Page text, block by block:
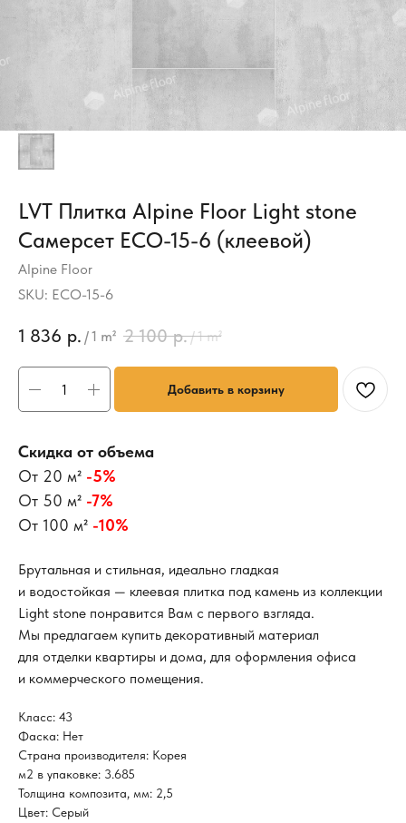
LVT Плитка Alpine Floor Light stone
Самерсет ECO-15-6 (клеевой)
Alpine Floor
SKU: ECO-15-6
1 836 р. /1 m² 2 100 р./1 m²
Добавить в корзину
Скидка от объема
От 20 м² -5%
От 50 м² -7%
От 100 м² -10%
Брутальная и стильная, идеально гладкая
и водостойкая — клеевая плитка под камень из коллекции
Light stone понравится Вам с первого взгляда.
Мы предлагаем купить декоративный материал
для отделки квартиры и дома, для оформления офиса
и коммерческого помещения.
Класс: 43
Фаска: Нет
Страна производителя: Корея
м2 в упаковке: 3.685
Толщина композита, мм: 2,5
Цвет: Серый